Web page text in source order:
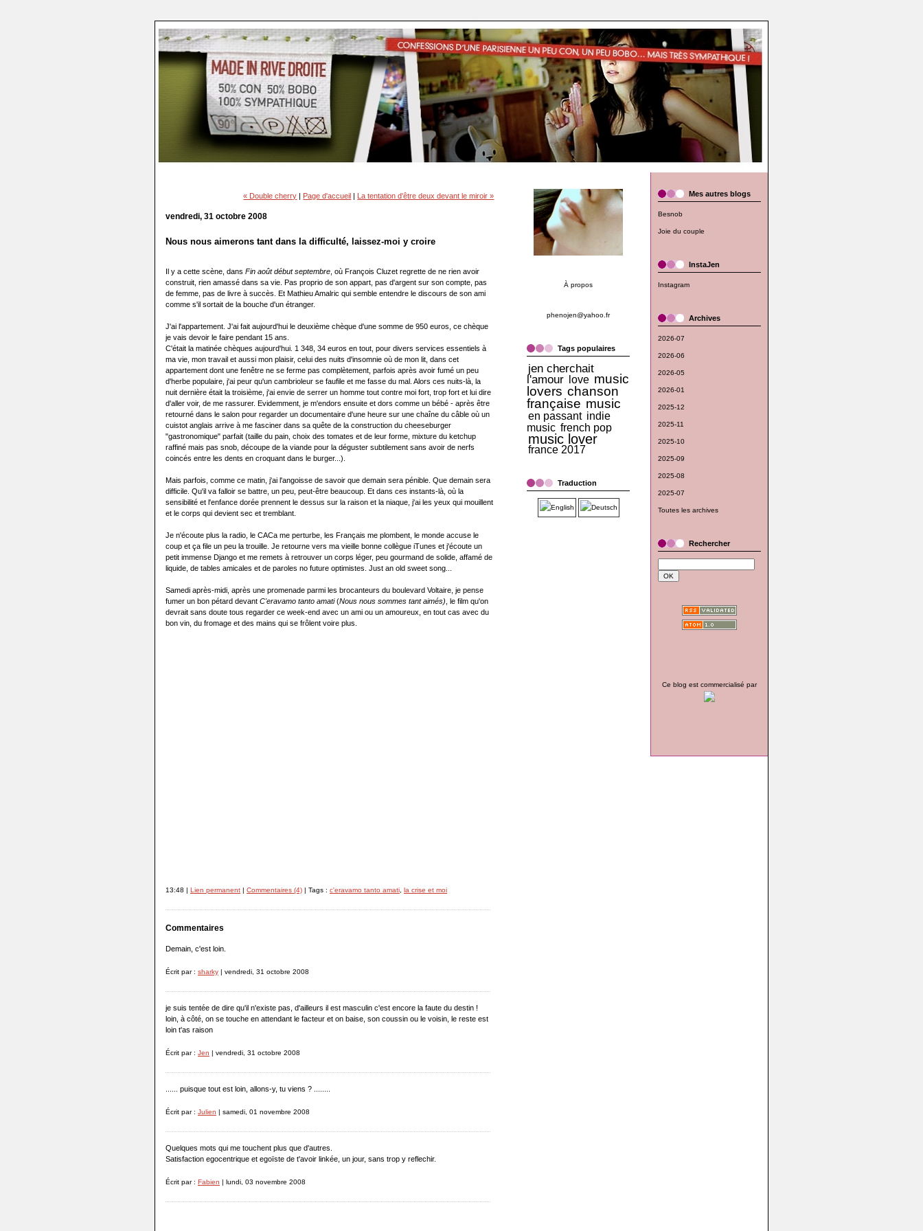
« Double cherry | Page d'accueil | La tentation d'être deux devant le miroir »
vendredi, 31 octobre 2008
Nous nous aimerons tant dans la difficulté, laissez-moi y croire
Il y a cette scène, dans Fin août début septembre , où François Cluzet regrette de ne rien avoir
construit, rien amassé dans sa vie. Pas proprio de son appart, pas d'argent sur son compte, pas
de femme, pas de livre à succès. Et Mathieu Amalric qui semble entendre le discours de son ami
comme s'il sortait de la bouche d'un étranger.
J'ai l'appartement. J'ai fait aujourd'hui le deuxième chèque d'une somme de 950 euros, ce chèque
je vais devoir le faire pendant 15 ans.
C'était la matinée chèques aujourd'hui. 1 348, 34 euros en tout, pour divers services essentiels à
ma vie, mon travail et aussi mon plaisir, celui des nuits d'insomnie où de mon lit, dans cet
appartement dont une fenêtre ne se ferme pas complètement, parfois après avoir fumé un peu
d'herbe populaire, j'ai peur qu'un cambrioleur se faufile et me fasse du mal. Alors ces nuits-là, la
nuit dernière était la troisième, j'ai envie de serrer un homme tout contre moi fort, trop fort et lui dire
d'aller voir, de me rassurer. Evidemment, je m'endors ensuite et dors comme un bébé - après être
retourné dans le salon pour regarder un documentaire d'une heure sur une chaîne du câble où un
cuistot anglais arrive à me fasciner dans sa quête de la construction du cheeseburger
"gastronomique" parfait (taille du pain, choix des tomates et de leur forme, mixture du ketchup
raffiné mais pas snob, découpe de la viande pour la déguster subtilement sans avoir de nerfs
coincés entre les dents en croquant dans le burger...).
Mais parfois, comme ce matin, j'ai l'angoisse de savoir que demain sera pénible. Que demain sera
difficile. Qu'il va falloir se battre, un peu, peut-être beaucoup. Et dans ces instants-là, où la
sensibilité et l'enfance dorée prennent le dessus sur la raison et la niaque, j'ai les yeux qui mouillent
et le corps qui devient sec et tremblant.
Je n'écoute plus la radio, le CACa me perturbe, les Français me plombent, le monde accuse le
coup et ça file un peu la trouille. Je retourne vers ma vieille bonne collègue iTunes et j'écoute un
petit immense Django et me remets à retrouver un corps léger, peu gourmand de solide, affamé de
liquide, de tables amicales et de paroles no future optimistes. Just an old sweet song...
Samedi après-midi, après une promenade parmi les brocanteurs du boulevard Voltaire, je pense
fumer un bon pétard devant C'eravamo tanto amati(Nous nous sommes tant aimés) , le film qu'on
devrait sans doute tous regarder ce week-end avec un ami ou un amoureux, en tout cas avec du
bon vin, du fromage et des mains qui se frôlent voire plus.
13:48 | Lien permanent | Commentaires (4) | Tags : c'eravamo tanto amati la crise et moi
Commentaires
Demain, c'est loin.
Écrit par : sharky | vendredi, 31 octobre 2008
je suis tentée de dire qu'il n'existe pas, d'ailleurs il est masculin c'est encore la faute du destin !
loin, à côté, on se touche en attendant le facteur et on baise, son coussin ou le voisin, le reste est
loin t'as raison
Écrit par : Jen | vendredi, 31 octobre 2008
...... puisque tout est loin, allons-y, tu viens ? ........
Écrit par : Julien | samedi, 01 novembre 2008
Quelques mots qui me touchent plus que d'autres.
Satisfaction egocentrique et egoïste de t'avoir linkée, un jour, sans trop y reflechir.
Écrit par : Fabien | lundi, 03 novembre 2008
À propos
phenojen@yahoo.fr
Tags populaires
jen cherchait
l'amour
love music
lovers chanson
française music
en passant indie
music french pop
music lover
france 2017
Traduction
Mes autres blogs
Besnob
Joie du couple
InstaJen
Instagram
Archives
2026-07
2026-06
2026-05
2026-01
2025-12
2025-11
2025-10
2025-09
2025-08
2025-07
Toutes les archives
Rechercher
Ce blog est commercialisé par